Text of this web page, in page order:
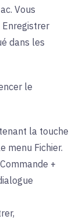
Vous
Enregistrer
dans les
le
la touche
menu Fichier.
+